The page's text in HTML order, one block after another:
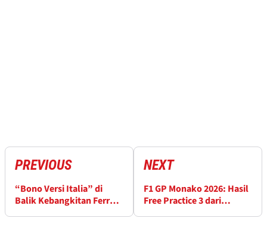
PREVIOUS
“Bono Versi Italia” di
Balik Kebangkitan Ferrari
NEXT
F1 GP Monako 2026: Hasil
Free Practice 3 dari